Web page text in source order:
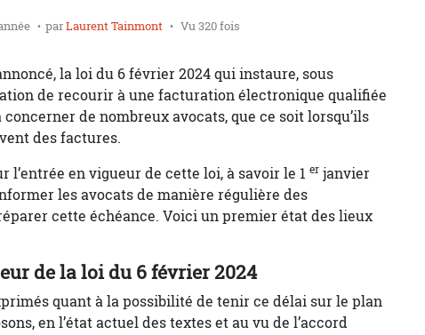
parLaurent Tainmont Vu 320 fois
la loi du 6 février 2024 qui instaure, sous
de recourir à une facturation électronique qualifiée
de nombreux avocats, que ce soit lorsqu’ils
des factures.
l’entrée en vigueur de cette loi, à savoir le 1 er janvier
les avocats de manière régulière des
cette échéance. Voici un premier état des lieux
de la loi du 6 février 2024
quant à la possibilité de tenir ce délai sur le plan
en l’état actuel des textes et au vu de l’accord